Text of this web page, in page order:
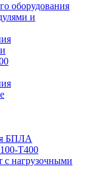
оборудования
и
БПЛА
Т400
с нагрузочными